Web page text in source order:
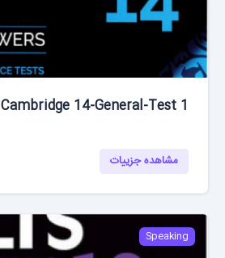
Cambridge 14-General-Test 1
مشاهده جزییات
Speaking